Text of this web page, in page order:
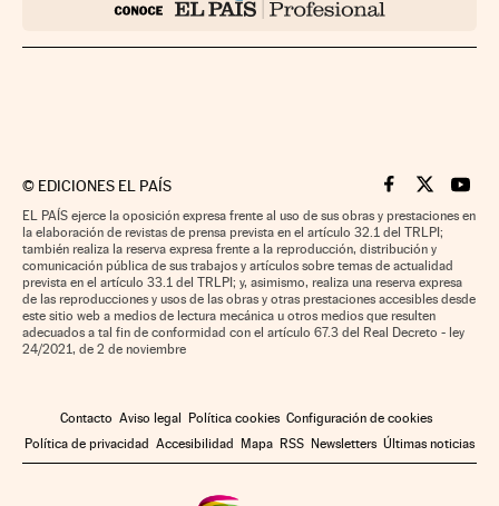
© EDICIONES EL PAÍS Cinco Días en
Cinco Días
Cinco
EL PAÍS ejerce la oposición expresa frente al uso de sus obras y prestaciones en
la elaboración de revistas de prensa prevista en el artículo 32.1 del TRLPI;
también realiza la reserva expresa frente a la reproducción, distribución y
comunicación pública de sus trabajos y artículos sobre temas de actualidad
prevista en el artículo 33.1 del TRLPI; y, asimismo, realiza una reserva expresa
de las reproducciones y usos de las obras y otras prestaciones accesibles desde
este sitio web a medios de lectura mecánica u otros medios que resulten
adecuados a tal fin de conformidad con el artículo 67.3 del Real Decreto - ley
24/2021, de 2 de noviembre
Contacto Aviso legal Política cookies Configuración de cookies
Política de privacidad Accesibilidad Mapa RSS Newsletters Últimas noticias